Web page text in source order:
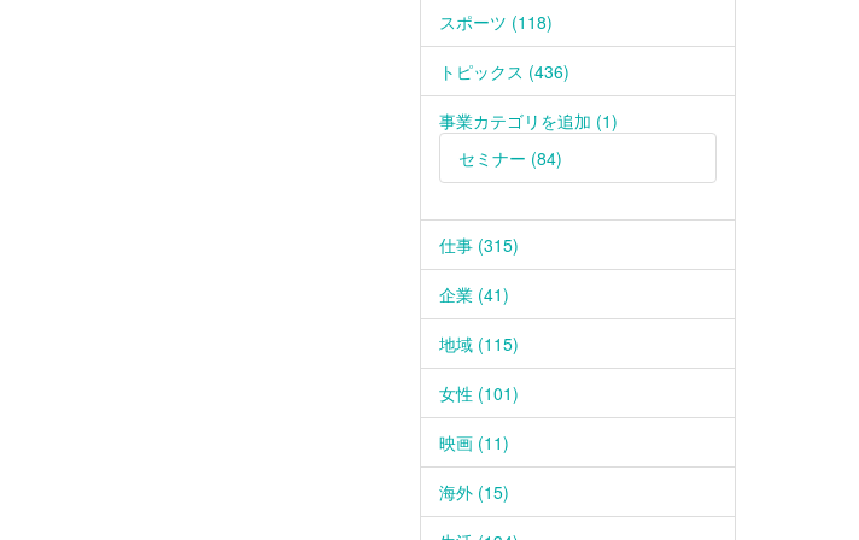
スポーツ (118)
トピックス (436)
事業カテゴリを追加 (1)
セミナー (84)
仕事 (315)
企業 (41)
地域 (115)
女性 (101)
映画 (11)
海外 (15)